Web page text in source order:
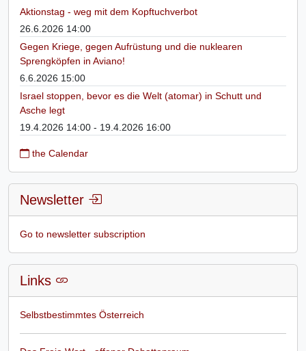
Aktionstag - weg mit dem Kopftuchverbot
26.6.2026 14:00
Gegen Kriege, gegen Aufrüstung und die nuklearen
Sprengköpfen in Aviano!
6.6.2026 15:00
Israel stoppen, bevor es die Welt (atomar) in Schutt und
Asche legt
19.4.2026 14:00 - 19.4.2026 16:00
the Calendar
Newsletter
Go to newsletter subscription
Links
Selbstbestimmtes Österreich